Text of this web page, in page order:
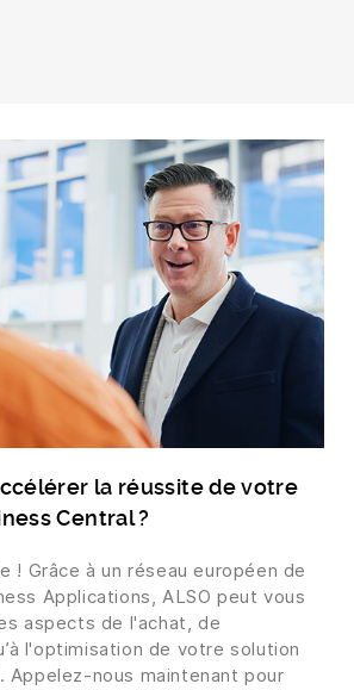
la réussite de votre
Central ?
! Grâce à un réseau européen de
Applications, ALSO peut vous
aspects de l'achat, de
l'optimisation de votre solution
Appelez-nous maintenant pour